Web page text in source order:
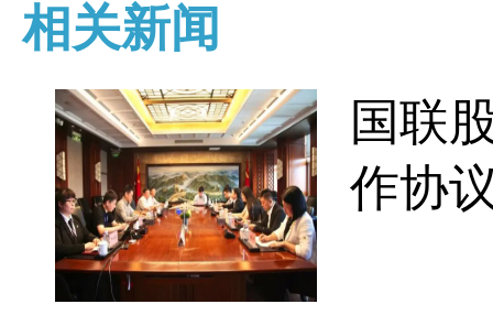
相关新闻
国联
作协